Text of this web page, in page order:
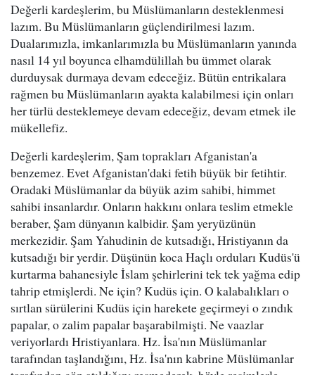
Değerli kardeşlerim, bu Müslümanların desteklenmesi
lazım. Bu Müslümanların güçlendirilmesi lazım.
Dualarımızla, imkanlarımızla bu Müslümanların yanında
nasıl 14 yıl boyunca elhamdülillah bu ümmet olarak
durduysak durmaya devam edeceğiz. Bütün entrikalara
rağmen bu Müslümanların ayakta kalabilmesi için onları
her türlü desteklemeye devam edeceğiz, devam etmek ile
mükellefiz.
Değerli kardeşlerim, Şam toprakları Afganistan'a
benzemez. Evet Afganistan'daki fetih büyük bir fetihtir.
Oradaki Müslümanlar da büyük azim sahibi, himmet
sahibi insanlardır. Onların hakkını onlara teslim etmekle
beraber, Şam dünyanın kalbidir. Şam yeryüzünün
merkezidir. Şam Yahudinin de kutsadığı, Hristiyanın da
kutsadığı bir yerdir. Düşünün koca Haçlı orduları Kudüs'ü
kurtarma bahanesiyle İslam şehirlerini tek tek yağma edip
tahrip etmişlerdi. Ne için? Kudüs için. O kalabalıkları o
sırtlan sürülerini Kudüs için harekete geçirmeyi o zındık
papalar, o zalim papalar başarabilmişti. Ne vaazlar
veriyorlardı Hristiyanlara. Hz. İsa'nın Müslümanlar
tarafından taşlandığını, Hz. İsa'nın kabrine Müslümanlar